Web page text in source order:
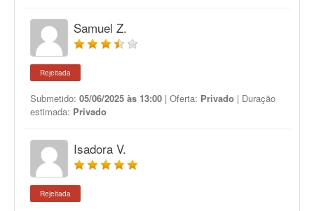
Samuel Z.
Rejeitada
Submetido: 05/06/2025 às 13:00 | Oferta: Privado | Duração
estimada: Privado
Isadora V.
Rejeitada